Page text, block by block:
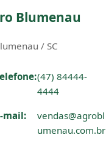
Blumenau
/ SC
(47) 84444-
4444
mail:
vendas@agrobl
umenau.com.br